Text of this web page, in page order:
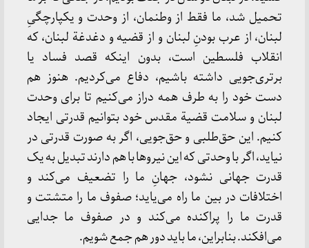
تحمیل‌ شد، ما فقط‌ از وطنمان‌، از وحدت‌ و یکپارچگیِ
لبنان‌، از عرب‌ بودنِ لبنان‌ و از قضیه‌ و دغدغة‌ لبنان‌، که‌
انقلاب‌ فلسطین‌ است‌، بدون‌ اینکه‌ قصد فساد یا
برتری‌جویی‌ داشته‌ باشیم‌، دفاع‌ می‌کردیم‌. هنوز هم‌
دست‌ خود را به‌ طرف‌ همه‌ دراز می‌کنیم‌ تا برای‌ وحدت‌
لبنان‌ و سلامت‌ قضیة‌ مقدس‌ خود بتوانیم‌ قدرتی‌ ایجاد
کنیم‌. این‌ حق‌طلبی‌ و حق‌جویی‌، اگر به‌ صورت‌ قدرتی‌ در
نیاید، اگر با وحدتی‌ که‌ این‌ نیروها با هم‌ دارند تبدیل‌ به‌ یک‌
قدرت‌ جهانی‌ نشود، جهانِ ما را تضعیف‌ می‌کند و
اختلافات‌ در بین‌ ما راه‌ می‌یاید؛ صفوف‌ ما را متشتت‌ و
قدرت‌ ما را پراکنده‌ می‌کند و در صفوف‌ ما جدایی‌
می‌افکند. بنابراین‌، ما باید دور هم‌ جمع‌ شویم‌.